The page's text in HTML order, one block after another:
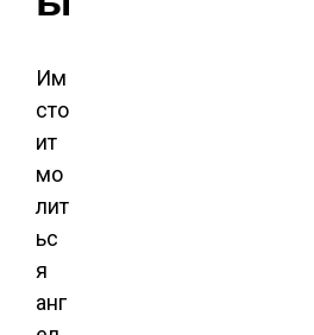
Им
сто
ит
мо
лит
ьс
я
анг